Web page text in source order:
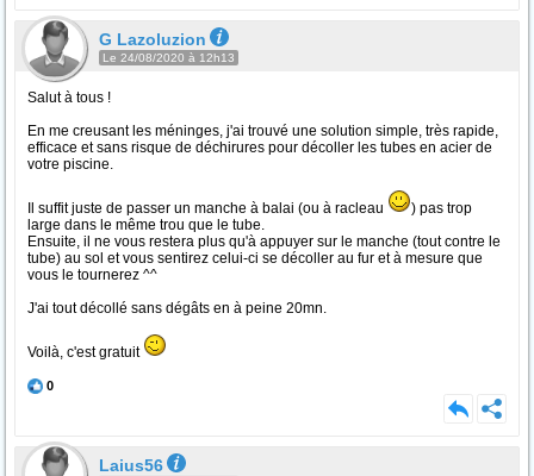
G Lazoluzion
Le 24/08/2020 à 12h13
Salut à tous !
En me creusant les méninges, j'ai trouvé une solution simple, très rapide,
efficace et sans risque de déchirures pour décoller les tubes en acier de
votre piscine.
Il suffit juste de passer un manche à balai (ou à racleau
) pas trop
large dans le même trou que le tube.
Ensuite, il ne vous restera plus qu'à appuyer sur le manche (tout contre le
tube) au sol et vous sentirez celui-ci se décoller au fur et à mesure que
vous le tournerez ^^
J'ai tout décollé sans dégâts en à peine 20mn.
Voilà, c'est gratuit
0
Laius56